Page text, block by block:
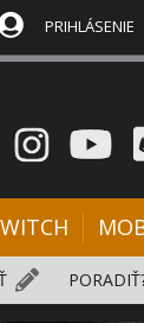
PRIHLÁSENIE